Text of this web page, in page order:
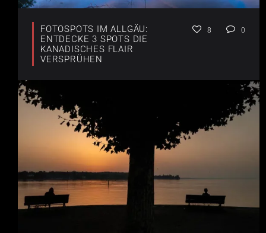
FOTOSPOTS IM ALLGÄU:
ENTDECKE 3 SPOTS DIE
KANADISCHES FLAIR
VERSPRÜHEN
8 0